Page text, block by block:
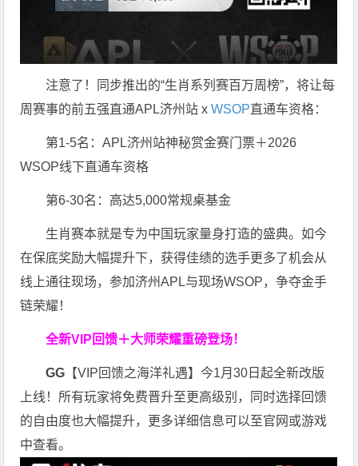
注意了！同步推出的“生肖系列赛百万周榜”，将让每
周赛事的前五强直通APL济州站 xWSOP直通车资格：
第1-5名：APL济州站神秘赏金赛门票＋2026
WSOP线下直通车资格
第6-30名：高达5,000常规桌基金
生肖赛本就是专为中国玩家量身打造的盛典。如今
在保底奖励大幅提升下，获得佳绩的选手更多了机会从
线上通往现场，参加济州APL与现场WSOP，争夺金手
链荣耀！
全新VIP回馈＋大师荣耀重磅登场！
GG 【VIP回馈之海洋礼遇】今1月30日起全新改版
上线！所有玩家将免费晋升至更高级别，同时选择回馈
的自由度也大幅提升，更多详细信息可以至官网或游戏
中查看。